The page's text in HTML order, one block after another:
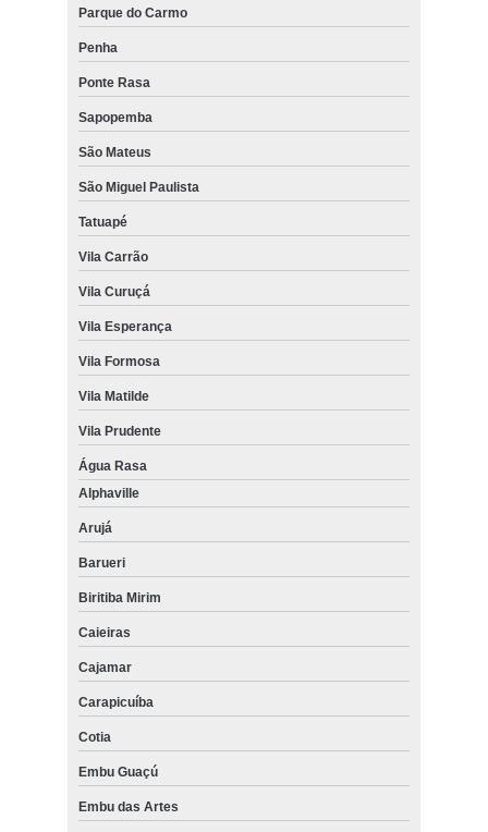
Parque do Carmo
Penha
Ponte Rasa
Sapopemba
São Mateus
São Miguel Paulista
Tatuapé
Vila Carrão
Vila Curuçá
Vila Esperança
Vila Formosa
Vila Matilde
Vila Prudente
Água Rasa
Alphaville
Arujá
Barueri
Biritiba Mirim
Caieiras
Cajamar
Carapicuíba
Cotia
Embu Guaçú
Embu das Artes